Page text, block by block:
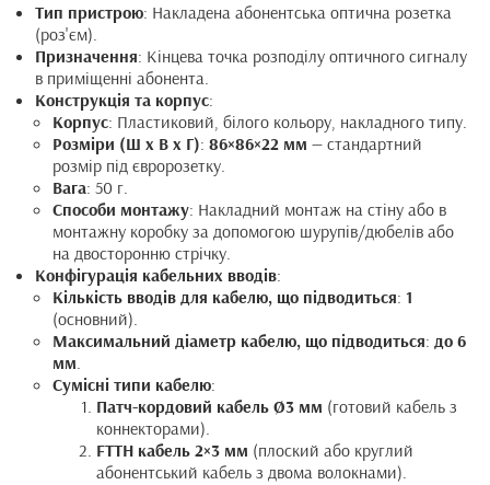
Тип пристрою: Накладена абонентська оптична розетка
(роз'єм).
Призначення: Кінцева точка розподілу оптичного сигналу
в приміщенні абонента.
Конструкція та корпус:
Корпус: Пластиковий, білого кольору, накладного типу.
Розміри (Ш х В х Г): 86×86×22 мм — стандартний
розмір під євророзетку.
Вага: 50 г.
Способи монтажу: Накладний монтаж на стіну або в
монтажну коробку за допомогою шурупів/дюбелів або
на двосторонню стрічку.
Конфігурація кабельних вводів:
Кількість вводів для кабелю, що підводиться: 1
(основний).
Максимальний діаметр кабелю, що підводиться: до 6
мм.
Сумісні типи кабелю:
Патч-кордовий кабель Ø3 мм (готовий кабель з
коннекторами).
FTTH кабель 2×3 мм (плоский або круглий
абонентський кабель з двома волокнами).